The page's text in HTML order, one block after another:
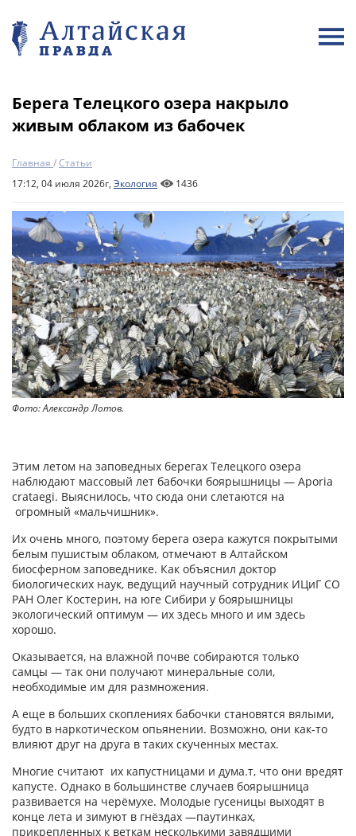
Берега Телецкого озера накрыло
живым облаком из бабочек
Главная /Статьи
17:12, 04 июля 2026г, Экология 1436
Фото: Александр Лотов.
Этим летом на заповедных берегах Телецкого озера
наблюдают массовый лет бабочки боярышницы — Aporia
crataegi. Выяснилось, что сюда они слетаются на
огромный «мальчишник».
Их очень много, поэтому берега озера кажутся покрытыми
белым пушистым облаком, отмечают в Алтайском
биосферном заповеднике. Как объяснил доктор
биологических наук, ведущий научный сотрудник ИЦиГ СО
РАН Олег Костерин, на юге Сибири у боярышницы
экологический оптимум — их здесь много и им здесь
хорошо.
Оказывается, на влажной почве собираются только
самцы — так они получают минеральные соли,
необходимые им для размножения.
А еще в больших скоплениях бабочки становятся вялыми,
будто в наркотическом опьянении. Возможно, они как-то
влияют друг на друга в таких скученных местах.
Многие считают их капустницами и дума.т, что они вредят
капусте. Однако в большинстве случаев боярышница
развивается на черёмухе. Молодые гусеницы выходят в
конце лета и зимуют в гнёздах —паутинках,
прикрепленных к веткам несколькими завядшими